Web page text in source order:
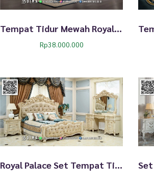
Tempat Tidur Mewah Royal Juliette Ivory Luxury Set 294TTJ
Rp38.000.000
Royal Palace Set Tempat Tidur Ukir Mewah Elegan 290TTJ